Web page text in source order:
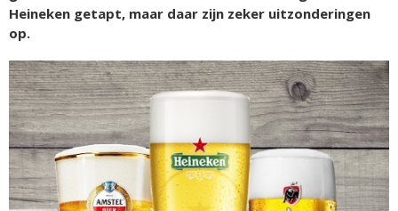
Heineken getapt, maar daar zijn zeker uitzonderingen
op.